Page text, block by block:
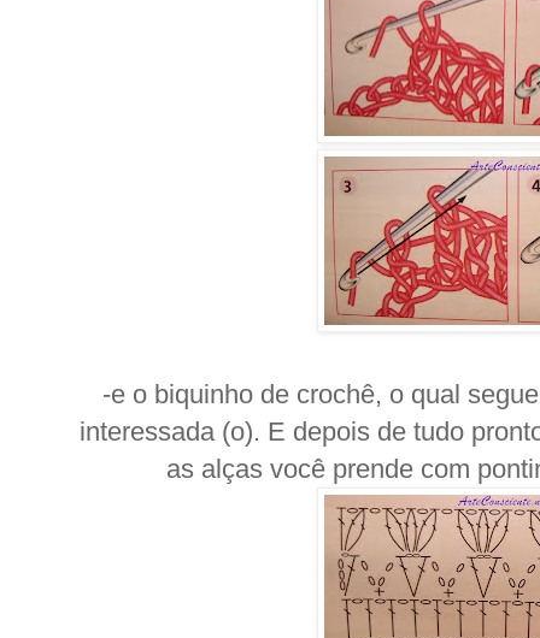
-e o biquinho de crochê, o qual
interessada (o). E depois de tudo
as alças você prende com